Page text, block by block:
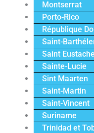
Montserrat
Porto-Rico
République
Saint-
Saint Eustache
Sainte-Lucie
Sint Maarten
Saint-Martin
Saint-Vincent
Suriname
Trinidad et